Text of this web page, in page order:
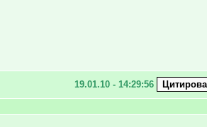
19.01.10 - 14:29:56